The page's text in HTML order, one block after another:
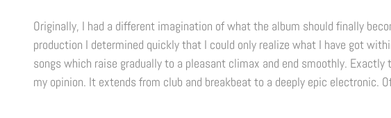
Originally, I had a different imagination of what the album should finally
production I determined quickly that I could only realize what I have got
songs which raise gradually to a pleasant climax and end smoothly.
my opinion. It extends from club and breakbeat to a deeply epic electronic.